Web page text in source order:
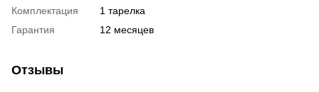
Комплектация
1 тарелка
Гарантия
12 месяцев
Отзывы